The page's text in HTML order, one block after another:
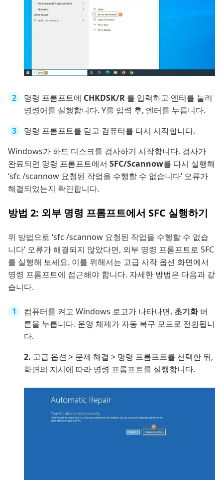
명령 프롬프트에 CHKDSK/R 를 입력하고 엔터를 눌러
명령어를 실행합니다. Y를 입력 후, 엔터를 누릅니다.
명령 프롬프트를 닫고 컴퓨터를 다시 시작합니다.
Windows가 하드 디스크를 검사하기 시작합니다. 검사가
완료되면 명령 프롬프트에서 SFC/Scannow를 다시 실행해
‘sfc /scannow 요청된 작업을 수행할 수 없습니다’ 오류가
해결되었는지 확인합니다.
방법 2: 외부 명령 프롬프트에서 SFC 실행하기
위 방법으로 ‘sfc /scannow 요청된 작업을 수행할 수 없습
니다’ 오류가 해결되지 않았다면, 외부 명령 프롬프트로 SFC
를 실행해 보세요. 이를 위해서는 고급 시작 옵션 화면에서
명령 프롬프트에 접근해야 합니다. 자세한 방법은 다음과 같
습니다.
컴퓨터를 켜고 Windows 로고가 나타나면, 초기화버
튼을 누릅니다. 운영 체제가 자동 복구 모드로 전환됩니
다.
2. 고급 옵션 > 문제 해결 > 명령 프롬프트를 선택한 뒤,
화면의 지시에 따라 명령 프롬프트를 실행합니다.